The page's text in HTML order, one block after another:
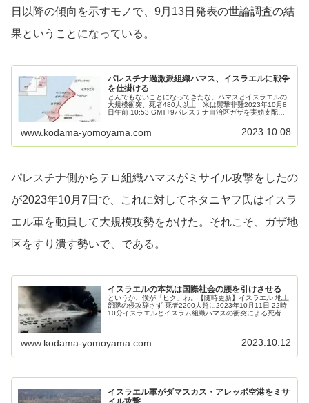
日以降の傾向を示すモノで、9月13日発表の世論調査の結
果ということになっている。
パレスチナ過激派組織ハマス、イスラエルに戦争
を仕掛ける
とんでもないことになってきたな。ハマスとイスラエルの
大規模衝突、死者480人以上 米は襲撃非難2023年10月8
日午前 10:53 GMT+9パレスチナ自治区ガザを実効支配す
www.kodama-yomoyama.com 2023.10.08
パレスチナ側からテロ組織ハマスがミサイル攻撃をしたの
が2023年10月7日で、これに対してネタニヤフ氏はイスラ
エル軍を動員して大規模攻勢をかけた。それこそ、ガザ地
区をすり潰す勢いで、である。
イスラエルの本気は国際社会の腰を引けさせる
というか、僕が「ヒク」わ。【随時更新】イスラエル 地上
部隊の侵攻辞さず 死者2200人超に2023年10月11日 22時
10分イスラエルとイスラム組織ハマスの衝突による死者
www.kodama-yomoyama.com 2023.10.12
イスラエル軍がダマスカス・アレッポ空港をミサ